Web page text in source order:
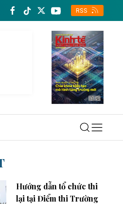
Nam Trang thông
RSS
Hướng dẫn tổ chức thi
lại tại Điểm thi Trường